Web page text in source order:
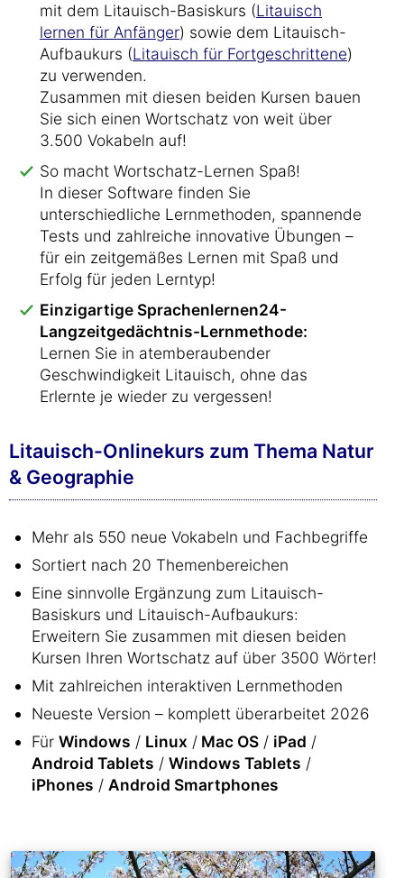
mit dem Litauisch-Basiskurs (Litauisch
lernen für Anfänger) sowie dem Litauisch-
Aufbaukurs (Litauisch für Fortgeschrittene)
zu verwenden.
Zusammen mit diesen beiden Kursen bauen
Sie sich einen Wortschatz von weit über
3.500 Vokabeln auf!
So macht Wortschatz-Lernen Spaß!
In dieser Software finden Sie
unterschiedliche Lernmethoden, spannende
Tests und zahlreiche innovative Übungen –
für ein zeitgemäßes Lernen mit Spaß und
Erfolg für jeden Lerntyp!
Einzigartige Sprachenlernen24-
Langzeitgedächtnis-Lernmethode:
Lernen Sie in atemberaubender
Geschwindigkeit Litauisch, ohne das
Erlernte je wieder zu vergessen!
Litauisch-Onlinekurs zum Thema Natur
& Geographie
Mehr als 550 neue Vokabeln und Fachbegriffe
Sortiert nach 20 Themenbereichen
Eine sinnvolle Ergänzung zum Litauisch-
Basiskurs und Litauisch-Aufbaukurs:
Erweitern Sie zusammen mit diesen beiden
Kursen Ihren Wortschatz auf über 3500 Wörter!
Mit zahlreichen interaktiven Lernmethoden
Neueste Version – komplett überarbeitet 2026
Für Windows / Linux / Mac OS / iPad /
Android Tablets / Windows Tablets /
iPhones / Android Smartphones